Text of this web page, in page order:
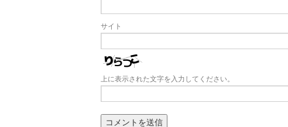
サイト
上に表示された文字を入力してください。